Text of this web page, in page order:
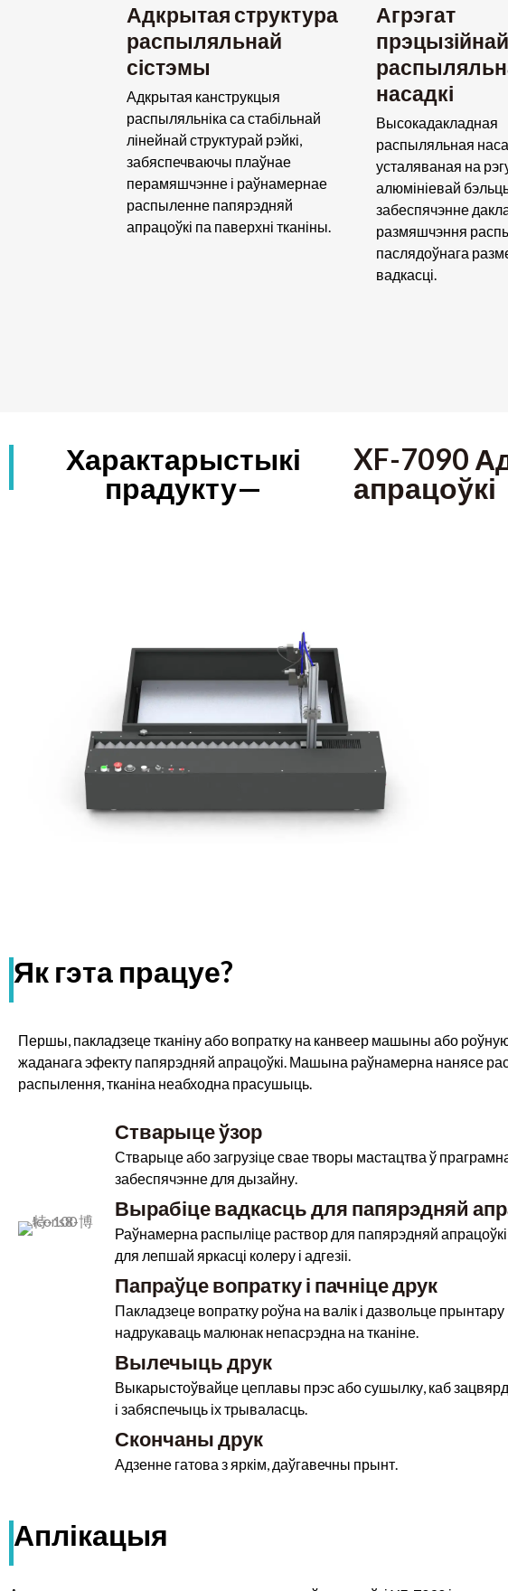
Адкрытая структура
распыляльнай
сістэмы
Адкрытая канструкцыя
распыляльніка са стабільнай
лінейнай структурай рэйкі,
забяспечваючы плаўнае
перамяшчэнне і раўнамернае
распыленне папярэдняй
апрацоўкі па паверхні тканіны.
Агрэгат
прэцызійнай
насадкі
Высокадакладная
распыляльная
усталяваная на
алюмініевай
забеспячэнне
размяшчэння
паслядоўнага
вадкасці.
Характарыстыкі
прадукту—
XF-7090
апрацоўкі
Як гэта працуе?
Першы, пакладзеце тканіну або вопратку на канвеер машыны або
жаданага эфекту папярэдняй апрацоўкі. Машына раўнамерна нанясе
распылення, тканіна неабходна прасушыць.
Стварыце ўзор
Стварыце або загрузіце свае творы мастацтва ў
забеспячэнне для дызайну.
Вырабіце вадкасць для папярэдняй
Раўнамерна распыліце раствор для папярэдняй
для лепшай яркасці колеру і адгезіі.
Папраўце вопратку і пачніце друк
Пакладзеце вопратку роўна на валік і дазвольце прынтару
надрукаваць малюнак непасрэдна на тканіне.
Вылечыць друк
Выкарыстоўвайце цеплавы прэс або сушылку, каб
і забяспечыць іх трываласць.
Скончаны друк
Адзенне гатова з яркім, даўгавечны прынт.
Аплікацыя